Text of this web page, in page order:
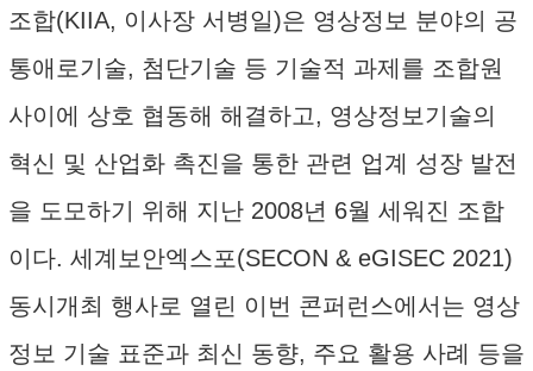
조합(KIIA, 이사장 서병일)은 영상정보 분야의 공
통애로기술, 첨단기술 등 기술적 과제를 조합원
사이에 상호 협동해 해결하고, 영상정보기술의
혁신 및 산업화 촉진을 통한 관련 업계 성장 발전
을 도모하기 위해 지난 2008년 6월 세워진 조합
이다. 세계보안엑스포(SECON & eGISEC 2021)
동시개최 행사로 열린 이번 콘퍼런스에서는 영상
정보 기술 표준과 최신 동향, 주요 활용 사례 등을